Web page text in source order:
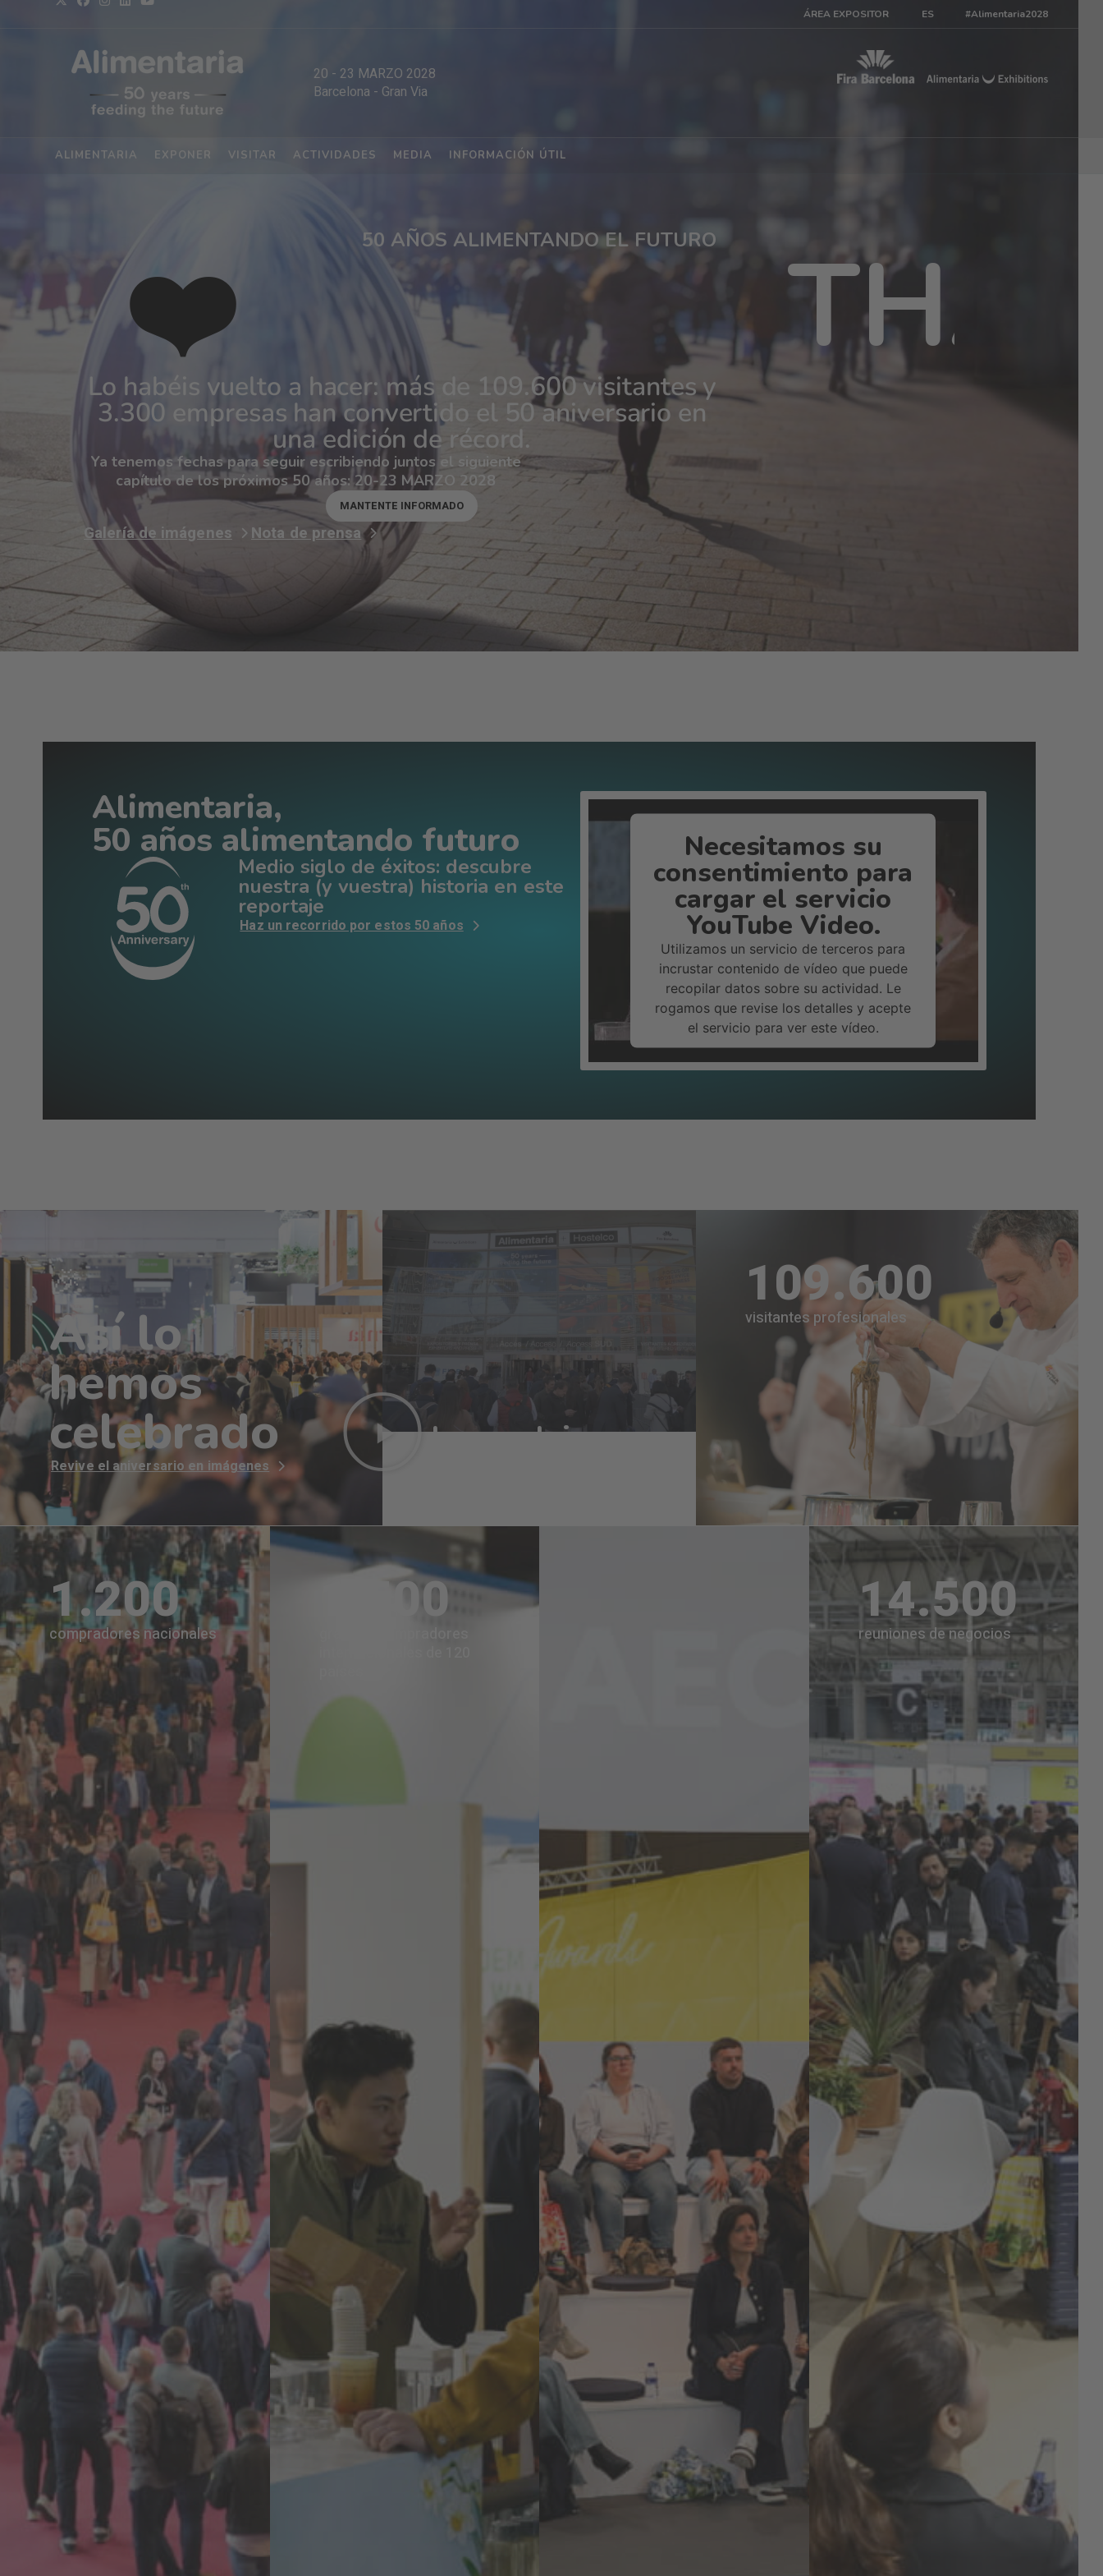
ÁREA EXPOSITOR ES #Alimentaria2028
20 - 23 MARZO 2028
Barcelona - Gran Via
ALIMENTARIA EXPONER VISITAR ACTIVIDADES MEDIA INFORMACIÓN ÚTIL
50 AÑOS ALIMENTANDO EL FUTURO
❤️ GRACIAS
GRÀCIES
THANK Y O
MERCI
KIITOS
DANKE
谢谢你
감사합니다
Lo habéis vuelto a hacer: más de 109.600 visitantes y
3.300 empresas han convertido el 50 aniversario en
una edición de récord.
Ya tenemos fechas para seguir escribiendo juntos el siguiente
capítulo de los próximos 50 años: 20-23 MARZO 2028
MANTENTE INFORMADO
Galería de imágenes Nota de prensa
Alimentaria,
50 años alimentando futuro
Medio siglo de éxitos: descubre
nuestra (y vuestra) historia en este
reportaje
Haz un recorrido por estos 50 años
Necesitamos su
consentimiento para
cargar el servicio
YouTube Video.
Utilizamos un servicio de terceros para
incrustar contenido de vídeo que puede
recopilar datos sobre su actividad. Le
rogamos que revise los detalles y acepte
el servicio para ver este vídeo.
Más información
🎉
Así lo
hemos
celebrado
Revive el aniversario en imágenes
Lunes: abrimos
visitantes profesionales
109.600
compradores nacionales
1.200 1.500 reuniones de negocios
14.500